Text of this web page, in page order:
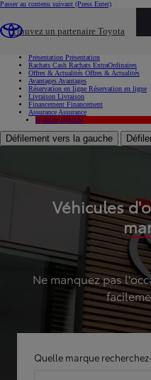
Passer au contenu suivant (Press Enter)
Trouvez un partenaire Toyota
Présentation Présentation
Rachats Cash Rachats ExtraOrdinaires
Offres & Actualités Offres & Actualités
Avantages Avantages
Réservation en ligne Réservation en ligne
Livraison Livraison
Financement Financement
Assurance Assurance
Hybride Hybride
Défilement vers la gauche
Véhicules
Ne manquez pas
Quelle marque